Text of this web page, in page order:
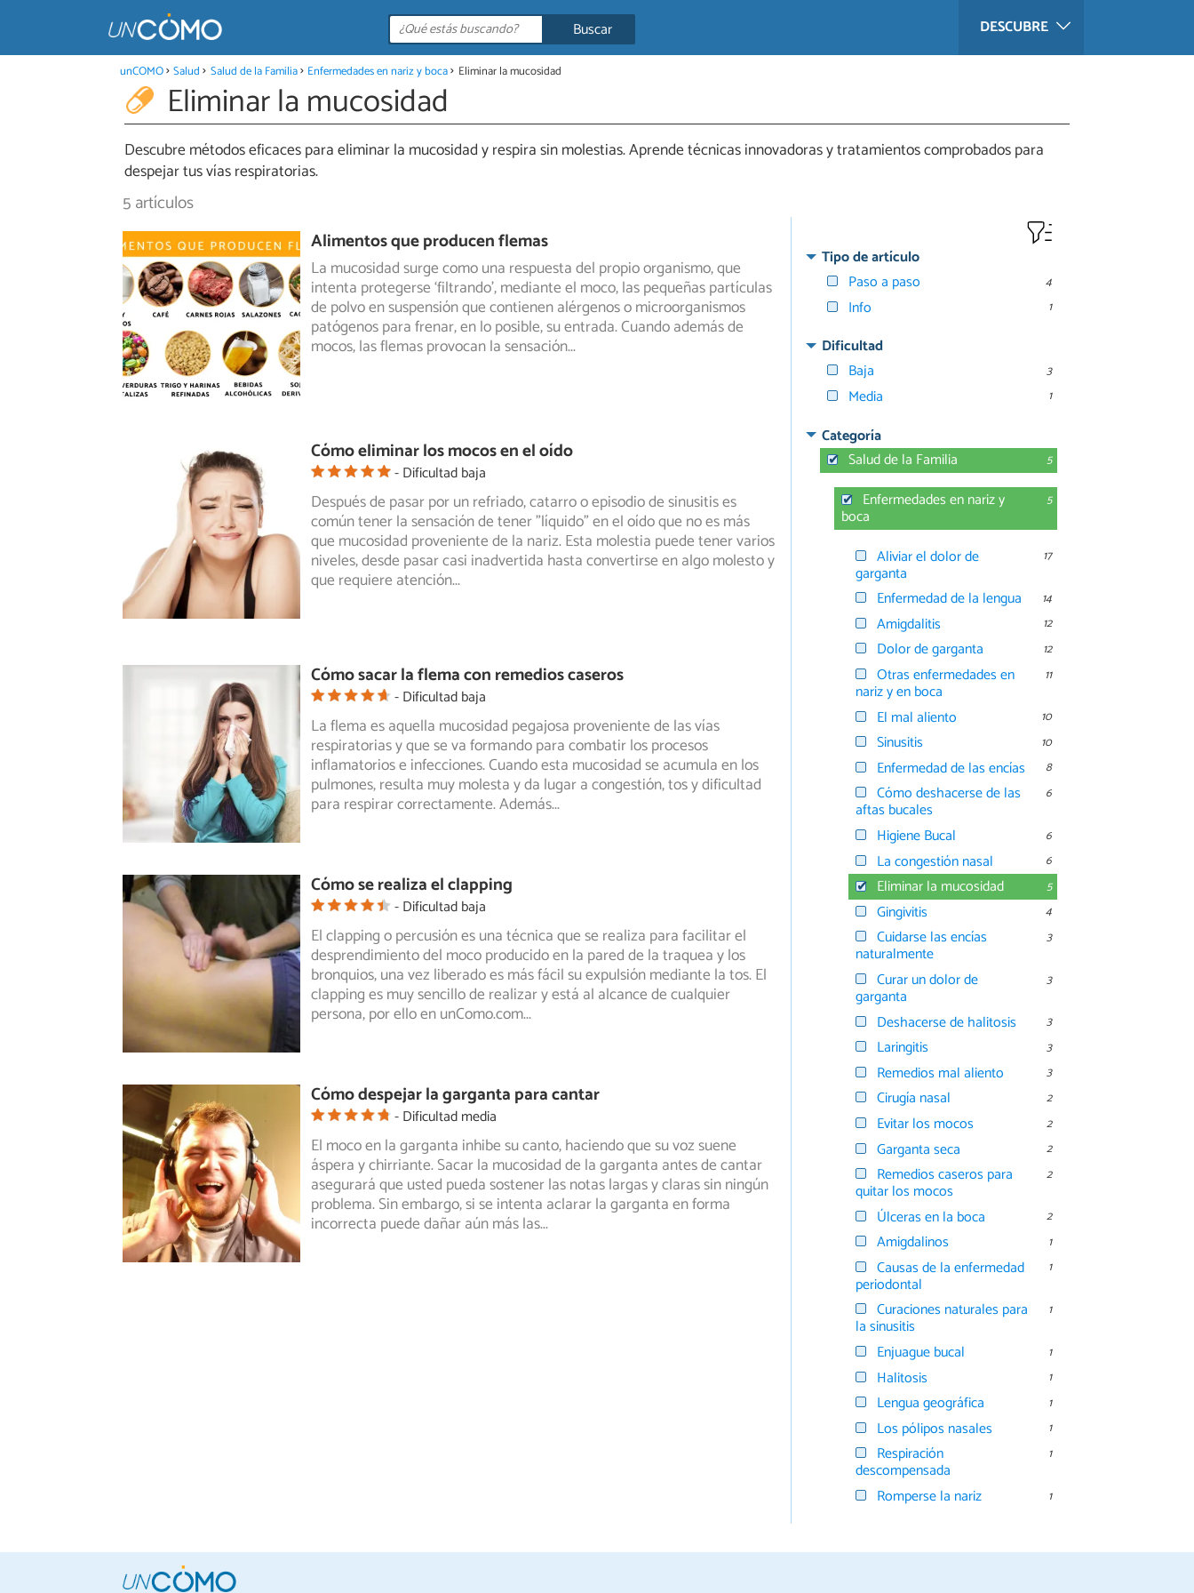
DESCUBRE
Buscar
unCOMO Salud Salud de la Familia Enfermedades en nariz y boca Eliminar la mucosidad
Eliminar la mucosidad
Descubre métodos eficaces para eliminar la mucosidad y respira sin molestias. Aprende técnicas innovadoras y tratamientos comprobados para
despejar tus vías respiratorias.
5 artículos
Alimentos que producen flemas
La mucosidad surge como una respuesta del propio organismo, que
intenta protegerse ‘filtrando’, mediante el moco, las pequeñas partículas
de polvo en suspensión que contienen alérgenos o microorganismos
patógenos para frenar, en lo posible, su entrada. Cuando además de
mocos, las flemas provocan la sensación...
Cómo eliminar los mocos en el oído
Dificultad baja
Después de pasar por un refriado, catarro o episodio de sinusitis es
común tener la sensación de tener "líquido" en el oído que no es más
que mucosidad proveniente de la nariz. Esta molestia puede tener varios
niveles, desde pasar casi inadvertida hasta convertirse en algo molesto y
que requiere atención...
Cómo sacar la flema con remedios caseros
Dificultad baja
La flema es aquella mucosidad pegajosa proveniente de las vías
respiratorias y que se va formando para combatir los procesos
inflamatorios e infecciones. Cuando esta mucosidad se acumula en los
pulmones, resulta muy molesta y da lugar a congestión, tos y dificultad
para respirar correctamente. Además...
Cómo se realiza el clapping
Dificultad baja
El clapping o percusión es una técnica que se realiza para facilitar el
desprendimiento del moco producido en la pared de la traquea y los
bronquios,una vez liberado es más fácil su expulsión mediante la tos. El
clapping es muy sencillo de realizar y está al alcance de cualquier
persona, por ello en unComo.com...
Cómo despejar la garganta para cantar
Dificultad media
El moco en la garganta inhibe su canto, haciendo que su voz suene
áspera y chirriante. Sacar la mucosidad de la garganta antes de cantar
aseguraráque usted pueda sostener las notas largas y claras sin ningún
problema. Sin embargo, si se intenta aclarar la garganta en forma
incorrecta puede dañar aún más las...
Tipo de artículo
Paso a paso
4
Info 1
Dificultad
Baja
3
Media 1
Categoría
Salud de la Familia
5
Enfermedades en nariz y
boca
5
Aliviar el dolor de
garganta
17
Enfermedad de la lengua 14
Amigdalitis 12
Dolor de garganta 12
Otras enfermedades en
nariz y en boca
11
El mal aliento 10
Sinusitis 10
Enfermedad de las encías 8
Cómo deshacerse de las
aftas bucales
6
Higiene Bucal 6
La congestión nasal 6
Eliminar la mucosidad 5
Gingivitis 4
Cuidarse las encías
naturalmente
3
Curar un dolor de
garganta
3
Deshacerse de halitosis 3
Laringitis 3
Remedios mal aliento 3
Cirugía nasal 2
Evitar los mocos 2
Garganta seca 2
Remedios caseros para
quitar los mocos
2
Úlceras en la boca 2
Amigdalinos 1
Causas de la enfermedad
periodontal
1
Curaciones naturales para
la sinusitis
1
Enjuague bucal 1
Halitosis 1
Lengua geográfica 1
Los pólipos nasales 1
Respiración
descompensada
1
Romperse la nariz 1